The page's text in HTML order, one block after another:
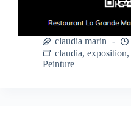
claudia marin
claudia, exposition,
Peinture